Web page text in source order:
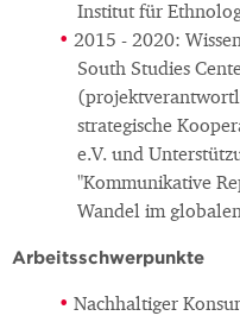
Institut für
2015 - 2020:
South Studies
strategische
e.V. und
"Kommunikative
Wandel im
Arbeitsschwerpunkte
Nachhaltiger